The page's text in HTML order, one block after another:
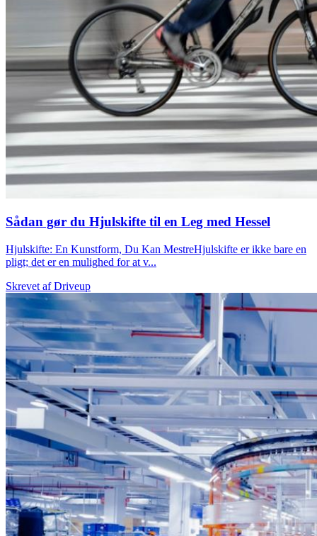
Sådan gør du Hjulskifte til en Leg med Hessel
Hjulskifte: En Kunstform, Du Kan MestreHjulskifte er ikke bare en
pligt; det er en mulighed for at v...
Skrevet afDriveup